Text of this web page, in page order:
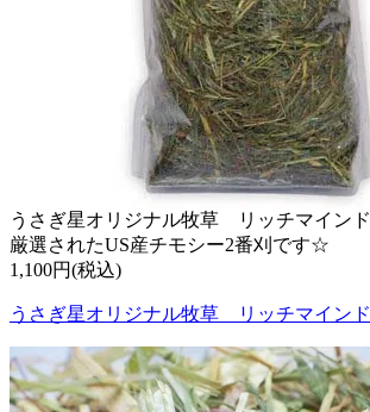
うさぎ星オリジナル牧草 リッチマインド
厳選されたUS産チモシー2番刈です☆
1,100円(税込)
うさぎ星オリジナル牧草 リッチマインド